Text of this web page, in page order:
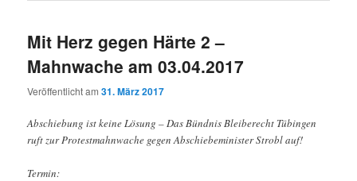
Mit Herz gegen Härte 2 –
Mahnwache am 03.04.2017
Veröffentlicht am31. März 2017
Abschiebung ist keine Lösung – Das Bündnis Bleiberecht Tübingen
ruft zur Protestmahnwache gegen Abschiebeminister Strobl auf!
Termin: